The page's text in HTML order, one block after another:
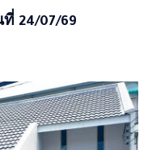
24/07/69